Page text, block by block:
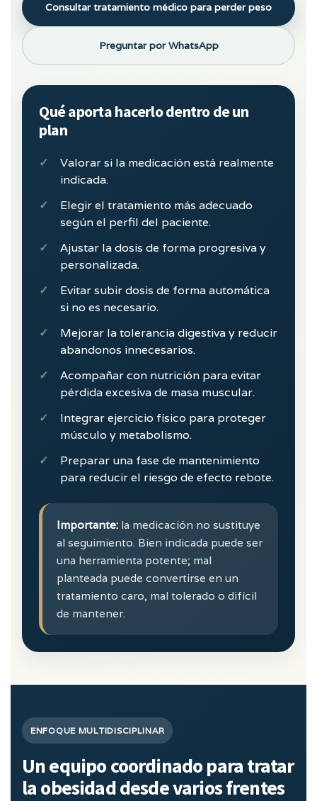
Consultar tratamiento médico para perder peso
Preguntar por WhatsApp
Qué aporta hacerlo dentro de un
plan
Valorar si la medicación está realmente
indicada.
Elegir el tratamiento más adecuado
según el perfil del paciente.
Ajustar la dosis de forma progresiva y
personalizada.
Evitar subir dosis de forma automática
si no es necesario.
Mejorar la tolerancia digestiva y reducir
abandonos innecesarios.
Acompañar con nutrición para evitar
pérdida excesiva de masa muscular.
Integrar ejercicio físico para proteger
músculo y metabolismo.
Preparar una fase de mantenimiento
para reducir el riesgo de efecto rebote.
Importante: la medicación no sustituye
al seguimiento. Bien indicada puede ser
una herramienta potente; mal
planteada puede convertirse en un
tratamiento caro, mal tolerado o difícil
de mantener.
ENFOQUE MULTIDISCIPLINAR
Un equipo coordinado para tratar
la obesidad desde varios frentes